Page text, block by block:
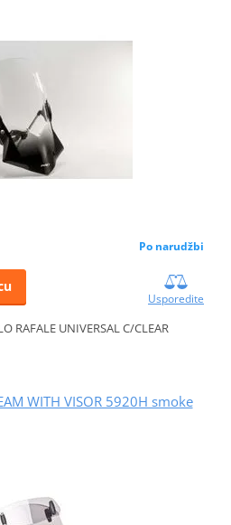
Po narudžbi
Usporedite
RAFALE UNIVERSAL C/CLEAR
WITH VISOR 5920H smoke